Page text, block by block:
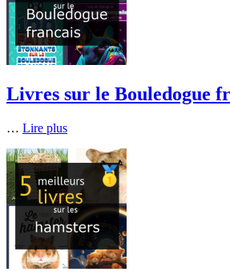
Livres sur le Bouledogue
… Lire plus